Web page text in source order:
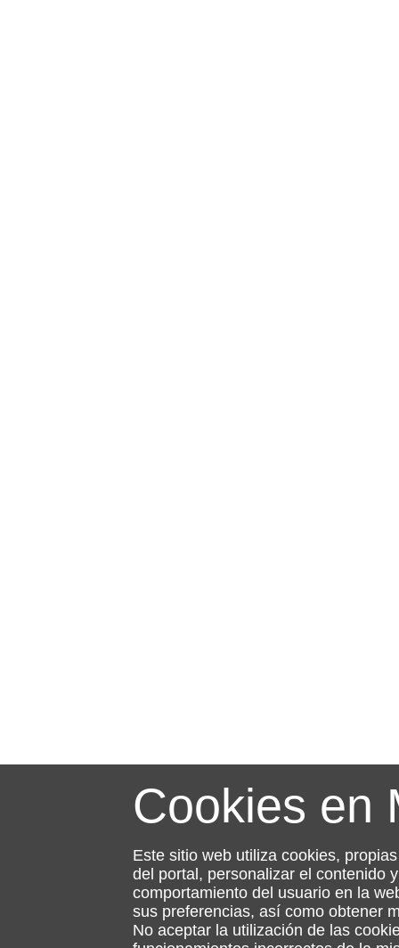
Cookies en
Este sitio web utiliza cookies,
del portal, personalizar el contenido
comportamiento del usuario en la
sus preferencias, así como obtener
No aceptar la utilización de las